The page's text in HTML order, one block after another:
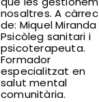
nosaltres. A càrrec
de: Miquel Miranda
Psicòleg sanitari i
psicoterapeuta.
Formador
especialitzat en
salut mental
comunitària.